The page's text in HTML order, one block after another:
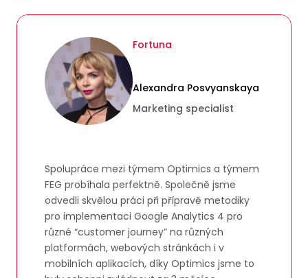
Fortuna
Alexandra Posvyanskaya
Marketing specialist
Spolupráce mezi týmem Optimics a týmem
FEG probíhala perfektně. Společně jsme
odvedli skvělou práci při přípravě metodiky
pro implementaci Google Analytics 4 pro
různé “customer journey” na různých
platformách, webových stránkách i v
mobilních aplikacích, díky Optimics jsme to